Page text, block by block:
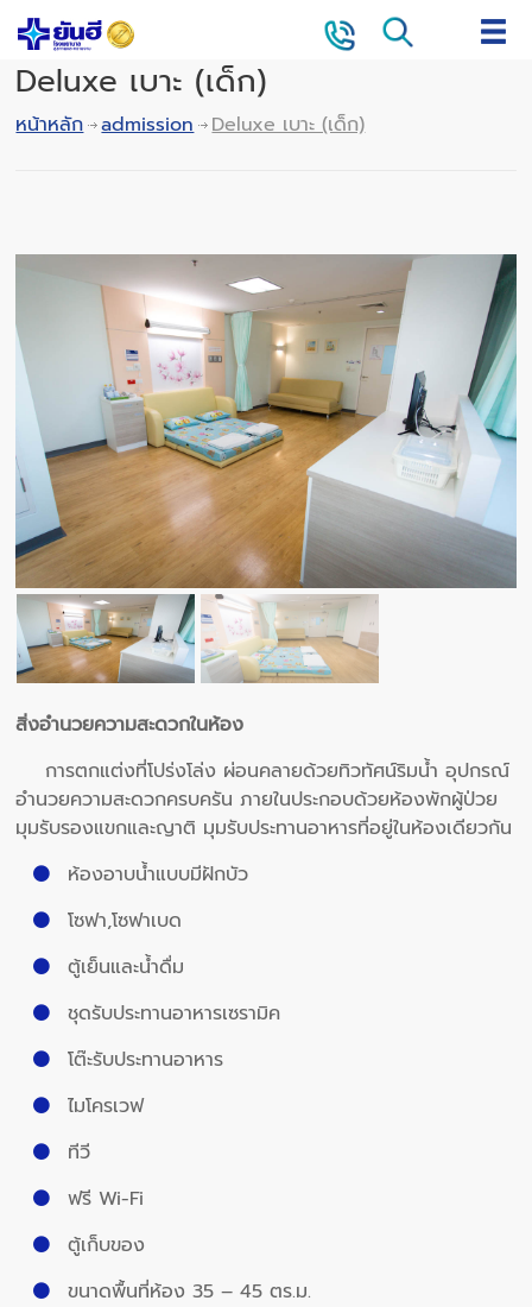
Deluxe เบาะ (เด็ก)
หน้าหลัก admission Deluxe เบาะ (เด็ก)
สิ่งอำนวยความสะดวกในห้อง
การตกแต่งที่โปร่งโล่ง ผ่อนคลายด้วยทิวทัศน์ริมน้ำ อุปกรณ์
อำนวยความสะดวกครบครัน ภายในประกอบด้วยห้องพักผู้ป่วย
มุมรับรองแขกและญาติ มุมรับประทานอาหารที่อยู่ในห้องเดียวกัน
ห้องอาบน้ำแบบมีฝักบัว
โซฟา,โซฟาเบด
ตู้เย็นและน้ำดื่ม
ชุดรับประทานอาหารเซรามิค
โต๊ะรับประทานอาหาร
ไมโครเวฟ
ทีวี
ฟรี Wi-Fi
ตู้เก็บของ
ขนาดพื้นที่ห้อง 35 – 45 ตร.ม.